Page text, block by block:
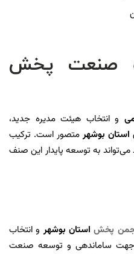
صنعت پخش
و انتخاب هیئت مدیره جدید،
بوشهر متصور است. ترکیب
به توسعه پایدار این صنف
پخشاستان بوشهرو انتخاب
جهت ساماندهی و توسعه صنعت